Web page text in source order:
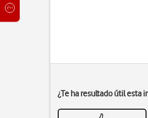
¿Te ha resultado útil esta